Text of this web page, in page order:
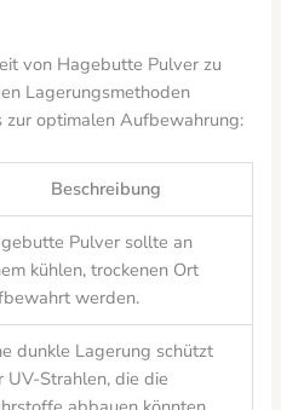
von Hagebutte Pulver zu
Lagerungsmethoden
optimalen Aufbewahrung:
Beschreibung
Pulver sollte an
kühlen, trockenen Ort
werden.
dunkle Lagerung schützt
UV-Strahlen, die die